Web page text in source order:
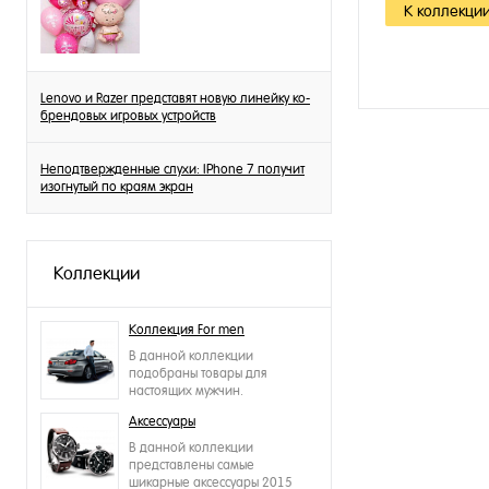
Lenovo и Razer представят новую линейку ко-
брендовых игровых устройств
Неподтвержденные слухи: IPhone 7 получит
изогнутый по краям экран
Коллекции
Коллекция For men
В данной коллекции
подобраны товары для
настоящих мужчин.
Аксессуары
В данной коллекции
представлены самые
шикарные аксессуары 2015
К